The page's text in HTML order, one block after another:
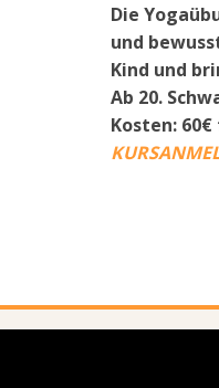
Die
und
Kind und
Ab 20.
Kosten: